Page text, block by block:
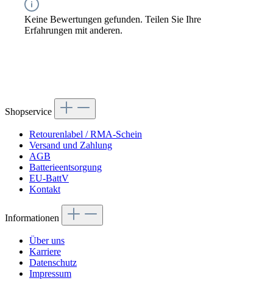
Keine Bewertungen gefunden. Teilen Sie Ihre
Erfahrungen mit anderen.
Shopservice
Retourenlabel / RMA-Schein
Versand und Zahlung
AGB
Batterieentsorgung
EU-BattV
Kontakt
Informationen
Über uns
Karriere
Datenschutz
Impressum